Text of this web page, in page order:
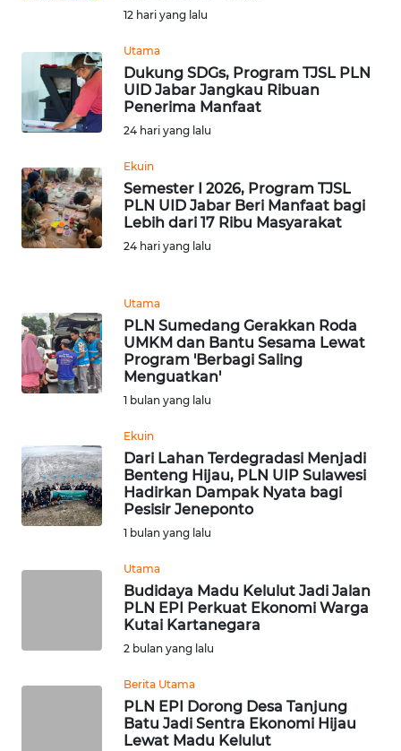
12 hari yang lalu
Utama
Dukung SDGs, Program TJSL PLN
UID Jabar Jangkau Ribuan
Penerima Manfaat
24 hari yang lalu
Ekuin
Semester I 2026, Program TJSL
PLN UID Jabar Beri Manfaat bagi
Lebih dari 17 Ribu Masyarakat
24 hari yang lalu
Utama
PLN Sumedang Gerakkan Roda
UMKM dan Bantu Sesama Lewat
Program 'Berbagi Saling
Menguatkan'
1 bulan yang lalu
Ekuin
Dari Lahan Terdegradasi Menjadi
Benteng Hijau, PLN UIP Sulawesi
Hadirkan Dampak Nyata bagi
Pesisir Jeneponto
1 bulan yang lalu
Utama
Budidaya Madu Kelulut Jadi Jalan
PLN EPI Perkuat Ekonomi Warga
Kutai Kartanegara
2 bulan yang lalu
Berita Utama
PLN EPI Dorong Desa Tanjung
Batu Jadi Sentra Ekonomi Hijau
Lewat Madu Kelulut
TENTANG
KAMI
MEDIA
SIBER
REDAKSI
DISCLAIMER
Wahana
News
WN
SUMUT
WN
WN